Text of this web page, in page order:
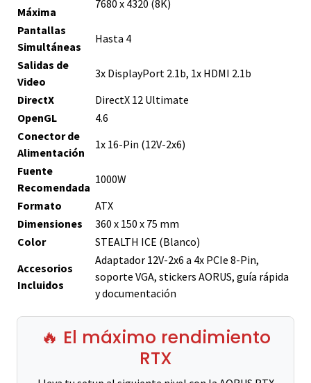
Máxima
7680 x 4320 (8K)
Pantallas
Simultáneas
Hasta 4
Salidas de
Video
3x DisplayPort 2.1b, 1x HDMI 2.1b
DirectX
DirectX 12 Ultimate
OpenGL
4.6
Conector de
Alimentación
1x 16-Pin (12V-2x6)
Fuente
Recomendada
1000W
Formato
ATX
Dimensiones
360 x 150 x 75 mm
Color
STEALTH ICE (Blanco)
Accesorios
Incluidos
Adaptador 12V-2x6 a 4x PCIe 8-Pin,
soporte VGA, stickers AORUS, guía rápida
y documentación
🔥 El máximo rendimiento
RTX